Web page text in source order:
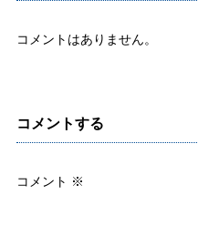
コメントはありません。
コメントする
コメント ※